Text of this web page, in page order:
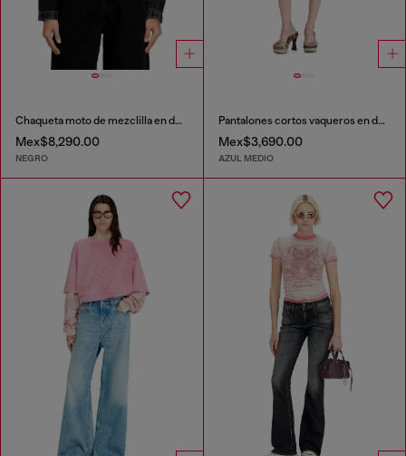
Chaqueta moto de mezclilla en denim de lavado oscuro
Mex$8,290.00
NEGRO
Pantalones cortos vaqueros en denim desgastado
Mex$3,690.00
AZUL MEDIO